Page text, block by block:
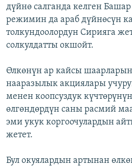
дүйнө салганда келген
режимин да араб дүйнөсүн
толкундоолордун Сирияга
солкулдатты окшойт.
Өлкөнүн ар кайсы
нааразылык акциялары
менен коопсуздук
өлгөндөрдүн саны расмий
эми укук коргоочулардын
жетет.
Бул окуялардын артынан